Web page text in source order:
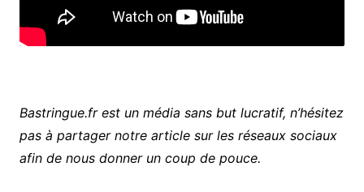
Bastringue.fr est un média sans but lucratif, n’hésitez
pas à partager notre article sur les réseaux sociaux
afin de nous donner un coup de pouce.